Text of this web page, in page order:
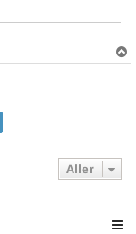
a
Aller